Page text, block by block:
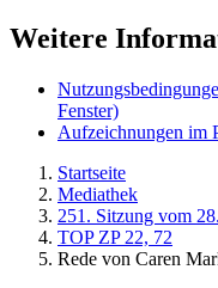
Weitere
Fenster)
Aufzeichnungen im
Startseite
Mediathek
251. Sitzung vom
TOP ZP 22, 72
Rede von Caren